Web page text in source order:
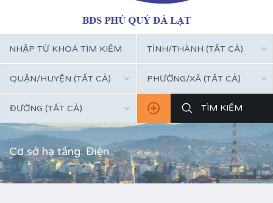
TỈNH/THÀNH (TẤT CẢ)
QUẬN/HUYỆN (TẤT CẢ) PHƯỜNG/XÃ (TẤT CẢ)
ĐƯỜNG (TẤT CẢ)
Cơ sở hạ tầng: Điện